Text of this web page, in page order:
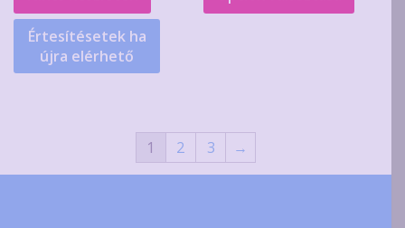
Értesítésetek ha
újra elérhető
1 2 3 →